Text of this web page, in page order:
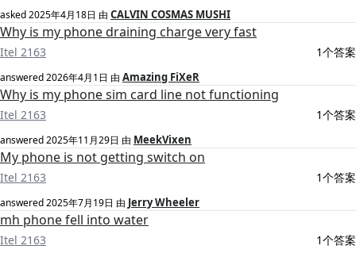
asked2025年4月18日 由 CALVIN COSMAS MUSHI
Why is my phone draining charge very fast
Itel 2163 1个答案
answered2026年4月1日 由 Amazing FiXeR
Why is my phone sim card line not functioning
Itel 2163 1个答案
answered2025年11月29日 由 MeekVixen
My phone is not getting switch on
Itel 2163 1个答案
answered2025年7月19日 由 Jerry Wheeler
mh phone fell into water
Itel 2163 1个答案